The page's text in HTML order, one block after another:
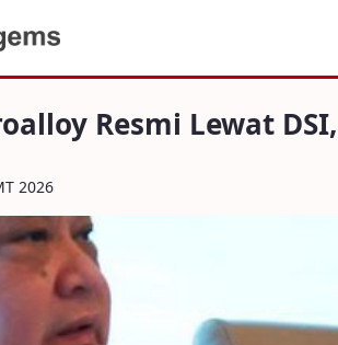
Lewat DSI, Begini
Resmi Lewat
2026